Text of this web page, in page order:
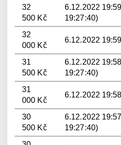
32
500 Kč
6.12.2022
19:27:40)
32
000 Kč
6.12.2022
31
500 Kč
6.12.2022
19:27:40)
31
000 Kč
6.12.2022
30
500 Kč
6.12.2022
19:27:40)